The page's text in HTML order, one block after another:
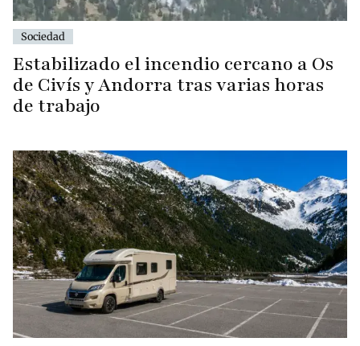
Sociedad
Estabilizado el incendio cercano a Os
de Civís y Andorra tras varias horas
de trabajo